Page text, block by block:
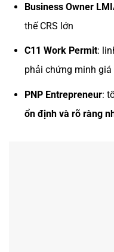
Business Owner
thế CRS lớn
C11 Work Permit:
phải chứng minh
PNP Entrepreneur:
ổn định và rõ ràng